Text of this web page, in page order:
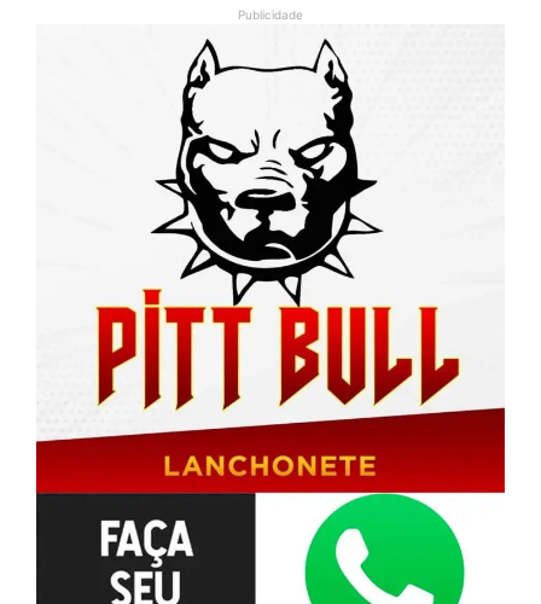
Publicidade